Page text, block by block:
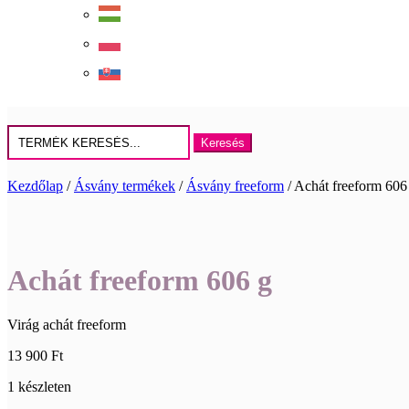
Keresés
erre:
Kezdőlap / Ásvány termékek / Ásvány freeform / Achát freeform
Achát freeform 606 g
Virág achát freeform
13 900 Ft
1 készleten